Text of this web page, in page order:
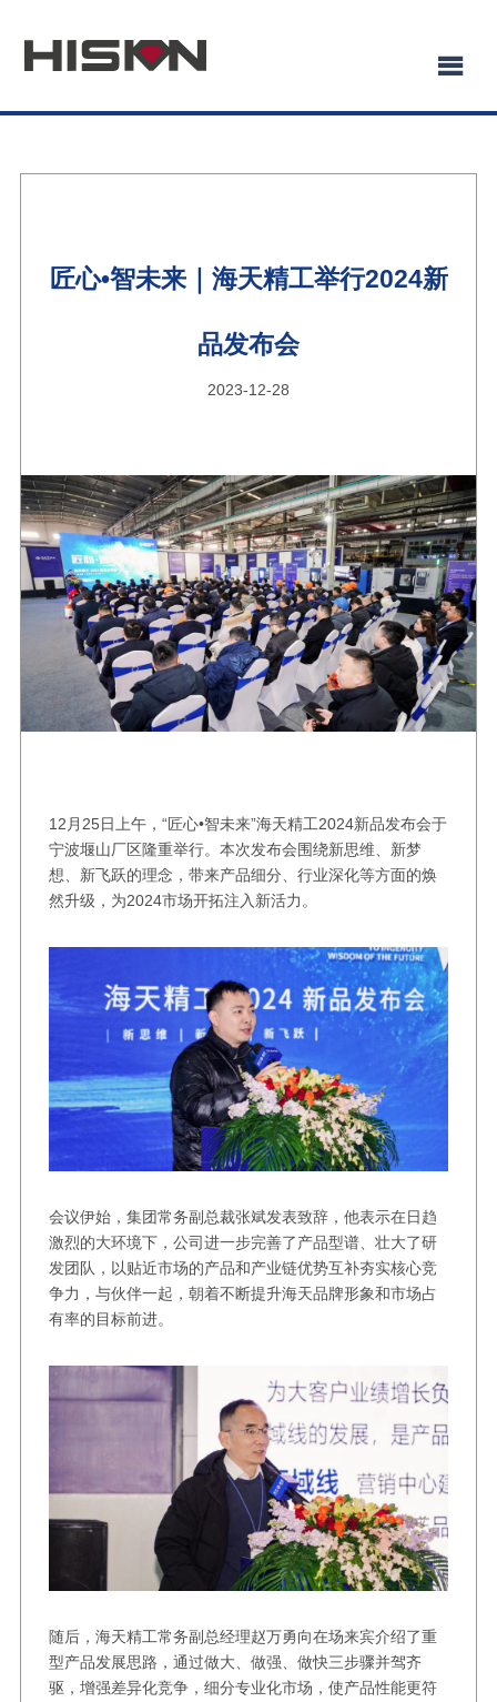
匠心•智未来｜海天精工举行2024新
品发布会
2023-12-28
12月25日上午，“匠心•智未来”海天精工2024新品发布会于
宁波堰山厂区隆重举行。本次发布会围绕新思维、新梦
想、新飞跃的理念，带来产品细分、行业深化等方面的焕
然升级，为2024市场开拓注入新活力。
会议伊始，集团常务副总裁张斌发表致辞，他表示在日趋
激烈的大环境下，公司进一步完善了产品型谱、壮大了研
发团队，以贴近市场的产品和产业链优势互补夯实核心竞
争力，与伙伴一起，朝着不断提升海天品牌形象和市场占
有率的目标前进。
随后，海天精工常务副总经理赵万勇向在场来宾介绍了重
型产品发展思路，通过做大、做强、做快三步骤并驾齐
驱，增强差异化竞争，细分专业化市场，使产品性能更符